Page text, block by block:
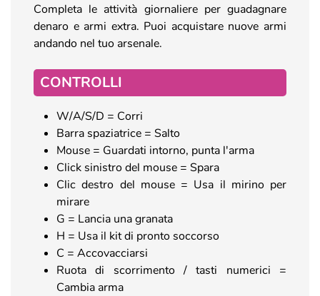
Completa le attività giornaliere per guadagnare
denaro e armi extra. Puoi acquistare nuove armi
andando nel tuo arsenale.
CONTROLLI
W/A/S/D = Corri
Barra spaziatrice = Salto
Mouse = Guardati intorno, punta l'arma
Click sinistro del mouse = Spara
Clic destro del mouse = Usa il mirino per
mirare
G = Lancia una granata
H = Usa il kit di pronto soccorso
C = Accovacciarsi
Ruota di scorrimento / tasti numerici =
Cambia arma